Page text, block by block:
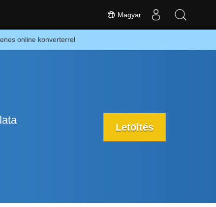
Magyar
online konverterrel
Letöltés